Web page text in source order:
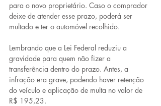
para o novo proprietário. Caso o comprador
deixe de atender esse prazo, poderá ser
multado e ter o automóvel recolhido.
Lembrando que a Lei Federal reduziu a
gravidade para quem não fizer a
transferência dentro do prazo. Antes, a
infração era grave, podendo haver retenção
do veículo e aplicação de multa no valor de
R$ 195,23.